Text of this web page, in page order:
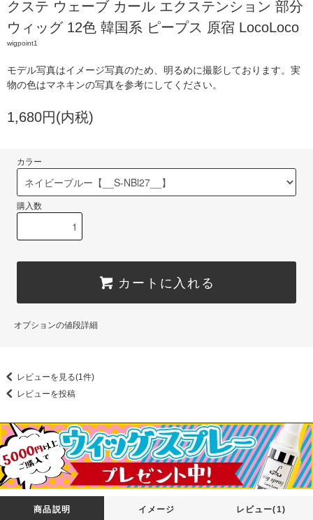
クステ ウェーブ カール エクステンション 部分
ウィッグ 12色 韓国系 ピープス 原宿 LocoLoco
wigpoint1
モデル写真はイメージ写真のため、明るめに撮影しております。実
物の色はマネキンの写真を参考にしてください。
1,680円(内税)
カラー
購入数
カートに入れる
オプションの値段詳細
レビューを見る(1件)
レビューを投稿
商品説明 イメージ レビュー(1)